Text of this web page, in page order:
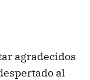
agradecidos
al